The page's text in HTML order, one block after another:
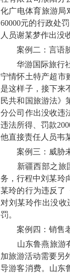
化广电体育旅游局
60000元的行政处
人员谢某梦作出没
案例二：言语胁
华游国际旅行社
宁情怀土特产超市
是这样子，接下来
民共和国旅游法》
分公司作出没收违
违法所得、罚款
他直接责任人员韦
案例三：威胁未
新疆西部之旅国
务，行程中刘某玲
某玲的行为违反了
对刘某玲作出没收
罚。
案例四：销售老
山东鲁燕旅游有
加旅游活动需要另
导游客消费。山东